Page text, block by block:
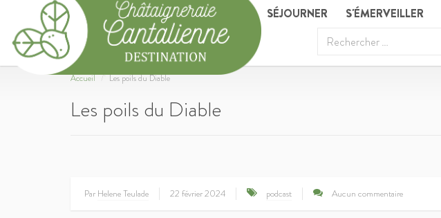
SÉJOURNER S'ÉMERVEILLER
Accueil Les poils du Diable
Les poils du Diable
Par Helene Teulade 22 février 2024 podcast Aucun commentaire